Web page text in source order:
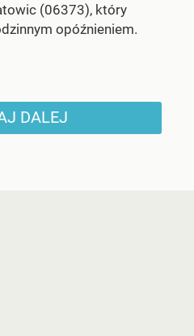
(06373), który
opóźnieniem.
DALEJ